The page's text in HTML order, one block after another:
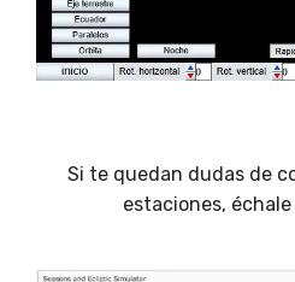
Si te quedan dudas de
estaciones,